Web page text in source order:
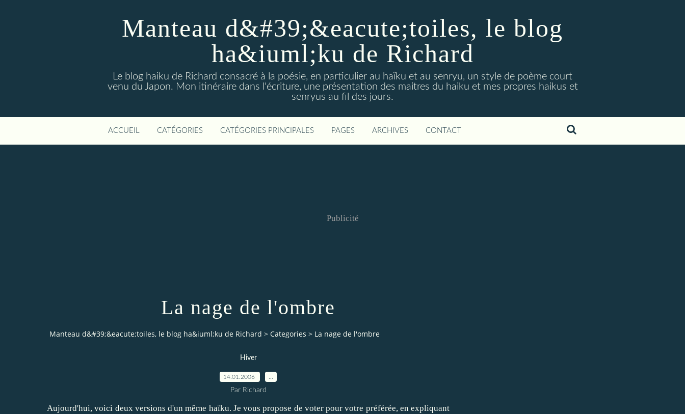
Manteau d&#39;&eacute;toiles, le blog
ha&iuml;ku de Richard
Le blog haiku de Richard consacré à la poésie, en particulier au haïku et au senryu, un style de poème court
venu du Japon. Mon itinéraire dans l'écriture, une présentation des maitres du haiku et mes propres haikus et
senryus au fil des jours.
ACCUEIL CATÉGORIES CATÉGORIES PRINCIPALES PAGES ARCHIVES CONTACT
Publicité
La nage de l'ombre
Manteau d&#39;&eacute;toiles, le blog ha&iuml;ku de Richard > Categories > La nage de l'ombre
Hiver
14.01.2006
Par Richard
Aujourd'hui, voici deux versions d'un même haïku. Je vous propose de voter pour votre préférée, en expliquant